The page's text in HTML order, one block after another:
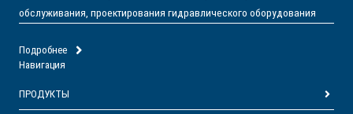
обслуживания, проектирования гидравлического оборудования
Подробнее
Навигация
ПРОДУКТЫ